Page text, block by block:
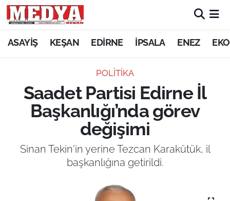
ASAYİŞ KEŞAN EDİRNE İPSALA ENEZ
POLITIKA
Saadet Partisi Edirne İl
Başkanlığı’nda görev
değişimi
Sinan Tekin'in yerine Tezcan Karakütük, il
başkanlığına getirildi.
KEŞAN
ASAYİŞ
SİYASET
GÜNDEM